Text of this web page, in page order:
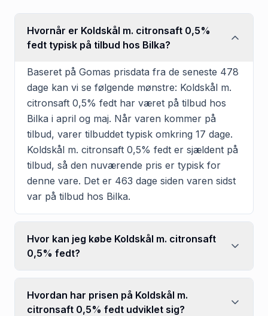
Hvornår er Koldskål m. citronsaft 0,5%
fedt typisk på tilbud hos Bilka?
Baseret på Gomas prisdata fra de seneste 478
dage kan vi se følgende mønstre: Koldskål m.
citronsaft 0,5% fedt har været på tilbud hos
Bilka i april og maj. Når varen kommer på
tilbud, varer tilbuddet typisk omkring 17 dage.
Koldskål m. citronsaft 0,5% fedt er sjældent på
tilbud, så den nuværende pris er typisk for
denne vare. Det er 463 dage siden varen sidst
var på tilbud hos Bilka.
Hvor kan jeg købe Koldskål m. citronsaft
0,5% fedt?
Hvordan har prisen på Koldskål m.
citronsaft 0,5% fedt udviklet sig?